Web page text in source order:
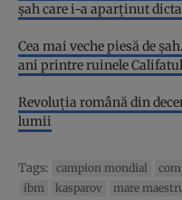
șah care i-a aparținut
Cea mai veche piesă de
ani printre ruinele
Revoluţia română din
lumii
Tags: campion mondial
ibm
kasparov mare